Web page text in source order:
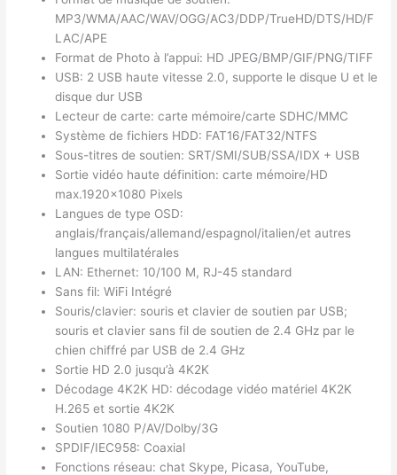
MP3/WMA/AAC/WAV/OGG/AC3/DDP/TrueHD/DTS/HD/F
LAC/APE
Format de Photo à l’appui: HD JPEG/BMP/GIF/PNG/TIFF
USB: 2 USB haute vitesse 2.0, supporte le disque U et le
disque dur USB
Lecteur de carte: carte mémoire/carte SDHC/MMC
Système de fichiers HDD: FAT16/FAT32/NTFS
Sous-titres de soutien: SRT/SMI/SUB/SSA/IDX + USB
Sortie vidéo haute définition: carte mémoire/HD
max.1920×1080 Pixels
Langues de type OSD:
anglais/français/allemand/espagnol/italien/et autres
langues multilatérales
LAN: Ethernet: 10/100 M, RJ-45 standard
Sans fil: WiFi Intégré
Souris/clavier: souris et clavier de soutien par USB;
souris et clavier sans fil de soutien de 2.4 GHz par le
chien chiffré par USB de 2.4 GHz
Sortie HD 2.0 jusqu’à 4K2K
Décodage 4K2K HD: décodage vidéo matériel 4K2K
H.265 et sortie 4K2K
Soutien 1080 P/AV/Dolby/3G
SPDIF/IEC958: Coaxial
Fonctions réseau: chat Skype, Picasa, YouTube,